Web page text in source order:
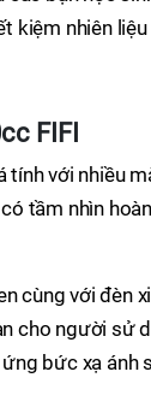
kiệm nhiên
FIFI
với nhiều
tầm nhìn
cùng với đèn
cho người sử
bức xạ ánh